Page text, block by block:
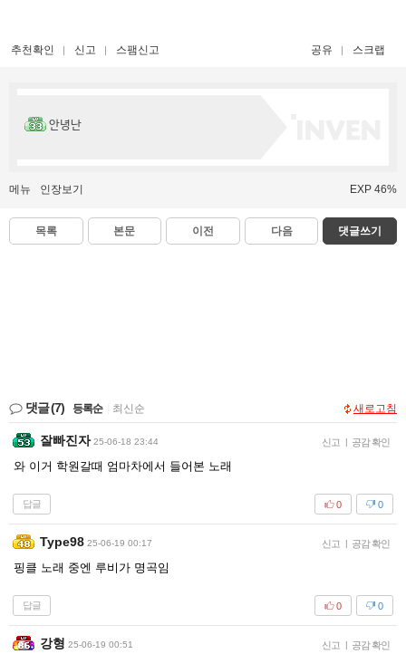
추천확인 신고 스팸신고 공유 스크랩
안녕난
메뉴 인장보기 EXP 46%
목록 본문 이전 다음 댓글쓰기
댓글(7) 등록순 최신순 새로고침
잘빠진자 25-06-18 23:44 신고 | 공감 확인
와 이거 학원갈때 엄마차에서 들어본 노래
답글 0
0
Type98 25-06-19 00:17 신고 | 공감 확인
핑클 노래 중엔 루비가 명곡임
답글 0
0
강형 25-06-19 00:51 신고 | 공감 확인